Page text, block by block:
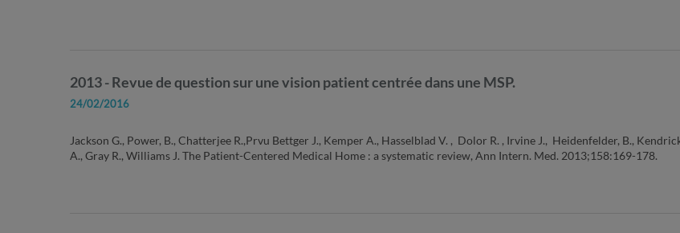
2013 - Revue de question sur une vision patient centrée dans une MSP.
24/02/2016
Jackson G., Power, B., Chatterjee R.,Prvu Bettger J., Kemper A., Hasselblad V. , Dolor R. , Irvine J., Heidenfelder, B.,
A., Gray R., Williams J. The Patient-Centered Medical Home : a systematic review, Ann Intern. Med. 2013;158:169-178.